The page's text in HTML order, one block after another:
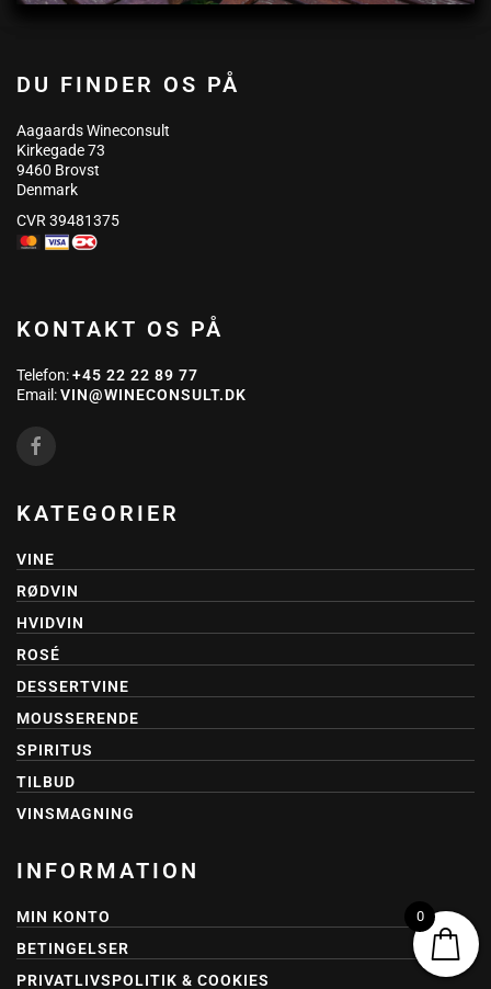
DU FINDER OS PÅ
Aagaards Wineconsult
Kirkegade 73
9460 Brovst
Denmark
CVR 39481375
KONTAKT OS PÅ
Telefon:+45 22 22 89 77
Email:VIN@WINECONSULT.DK
KATEGORIER
VINE
RØDVIN
HVIDVIN
ROSÉ
DESSERTVINE
MOUSSERENDE
SPIRITUS
TILBUD
VINSMAGNING
INFORMATION
MIN KONTO
BETINGELSER
PRIVATLIVSPOLITIK & COOKIES
0